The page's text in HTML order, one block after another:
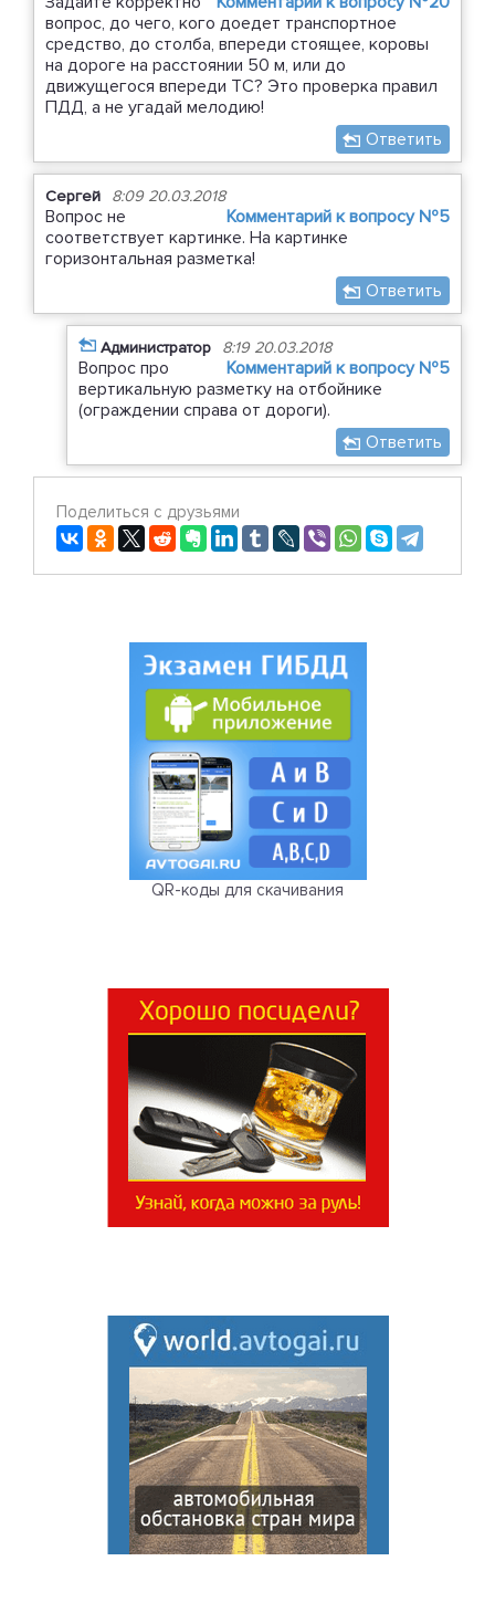
вопрос, до чего, кого доедет транспортное
средство, до столба, впереди стоящее, коровы
на дороге на расстоянии 50 м, или до
движущегося впереди ТС? Это проверка правил
ПДД, а не угадай мелодию!
Ответить
Сергей 8:09 20.03.2018
Комментарий к вопросу №5
Вопрос не
соответствует картинке. На картинке
горизонтальная разметка!
Ответить
Администратор 8:19 20.03.2018
Комментарий к вопросу №5
Вопрос про
вертикальную разметку на отбойнике
(ограждении справа от дороги).
Ответить
Поделиться с друзьями
QR-коды для скачивания